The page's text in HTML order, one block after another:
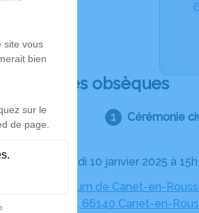
Déroulé des obsèques
Cérémonie
Le vendredi 10 janvier 2025 à
Crématorium de Canet-en-
Perpignan, 66140 Canet-en-